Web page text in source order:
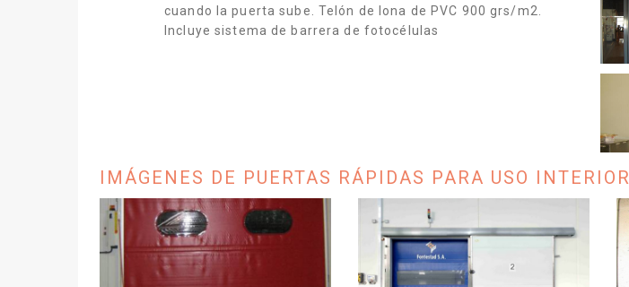
cuando la puerta sube. Telón de lona de PVC 900 grs/m2.
Incluye sistema de barrera de fotocélulas
IMÁGENES DE PUERTAS RÁPIDAS PARA USO INTERIOR